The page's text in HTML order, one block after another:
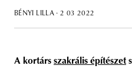
BÉNYI LILLA· 2 03 2022
A kortárs szakrális építészet